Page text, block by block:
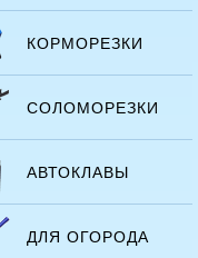
КОРМОРЕЗКИ
СОЛОМОРЕЗКИ
АВТОКЛАВЫ
ДЛЯ ОГОРОДА